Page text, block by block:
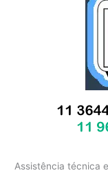
Assistência técnica